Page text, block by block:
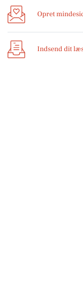
Opret
Indsend dit